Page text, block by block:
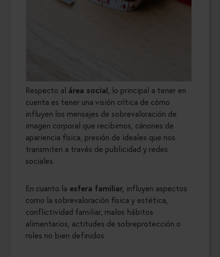
Respecto al área social, lo principal a tener en
cuenta es tener una visión crítica de cómo
influyen los mensajes de sobrevaloración de
imagen corporal que recibimos, cánones de
apariencia física, presión de ideales que nos
transmiten a través de publicidad y redes
sociales.
En cuanto la esfera familiar, influyen aspectos
como la sobrevaloración física y estética,
conflictividad familiar, malos hábitos
alimentarios, actitudes de sobreprotección o
roles no bien definidos.